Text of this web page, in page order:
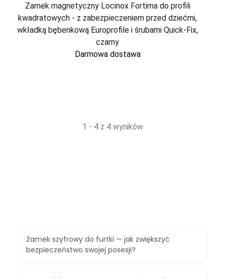
Zamek magnetyczny Locinox Fortima do profili
kwadratowych - z zabezpieczeniem przed dziećmi,
wkładką bębenkową Europrofile i śrubami Quick-Fix,
czarny
Darmowa dostawa
1 - 4 z 4 wyników
Zamek szyfrowy do furtki — jak zwiększyć
bezpieczeństwo swojej posesji?